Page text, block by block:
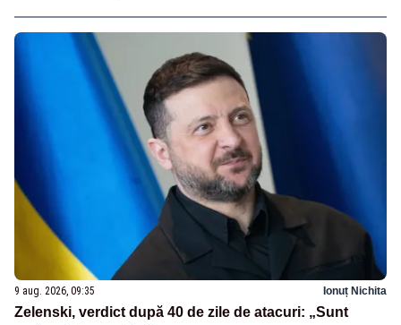
9 aug. 2026, 09:35 Ionuț Nichita
Zelenski, verdict după 40 de zile de atacuri: „Sunt